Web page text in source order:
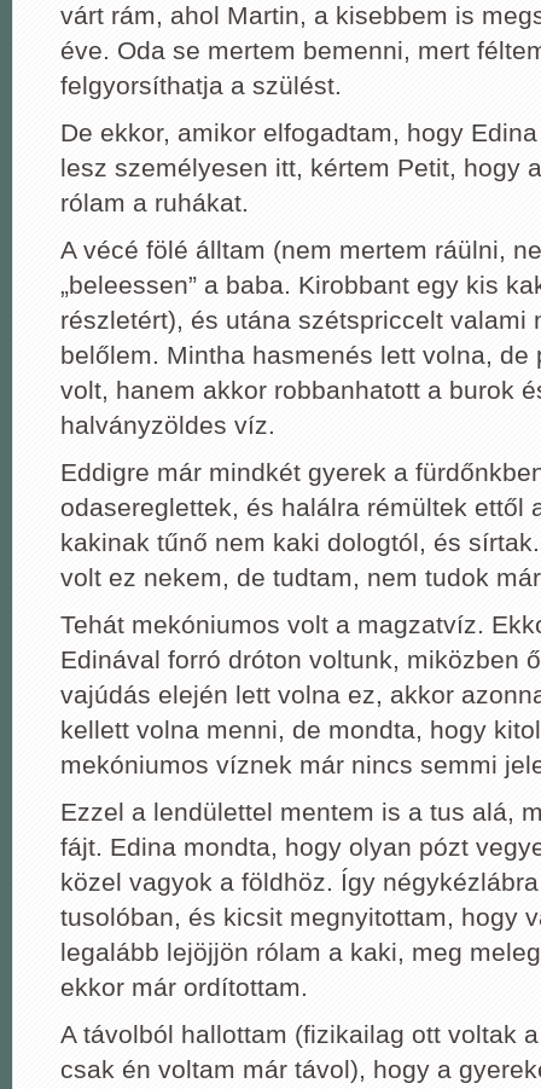
várt rám, ahol Martin, a kisebbem is
éve. Oda se mertem bemenni, mert
felgyorsíthatja a szülést.
De ekkor, amikor elfogadtam, hogy
lesz személyesen itt, kértem Petit, hogy
rólam a ruhákat.
A vécé fölé álltam (nem mertem ráülni,
„beleessen” a baba. Kirobbant egy kis
részletért), és utána szétspriccelt valami
belőlem. Mintha hasmenés lett volna, de
volt, hanem akkor robbanhatott a burok
halványzöldes víz.
Eddigre már mindkét gyerek a
odasereglettek, és halálra rémültek ettől
kakinak tűnő nem kaki dologtól, és
volt ez nekem, de tudtam, nem tudok
Tehát mekóniumos volt a magzatvíz.
Edinával forró dróton voltunk, miközben
vajúdás elején lett volna ez, akkor
kellett volna menni, de mondta, hogy
mekóniumos víznek már nincs semmi
Ezzel a lendülettel mentem is a tus alá,
fájt. Edina mondta, hogy olyan pózt
közel vagyok a földhöz. Így
tusolóban, és kicsit megnyitottam, hogy
legalább lejöjjön rólam a kaki, meg
ekkor már ordítottam.
A távolból hallottam (fizikailag ott voltak
csak én voltam már távol), hogy a